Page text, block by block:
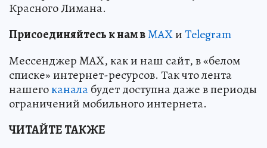
Красного Лимана.
Присоединяйтесь к нам вMAXиTelegram
Мессенджер MAX, как и наш сайт, в «белом
списке» интернет-ресурсов. Так что лента
нашегоканалабудет доступна даже в периоды
ограничений мобильного интернета.
ЧИТАЙТЕ ТАКЖЕ